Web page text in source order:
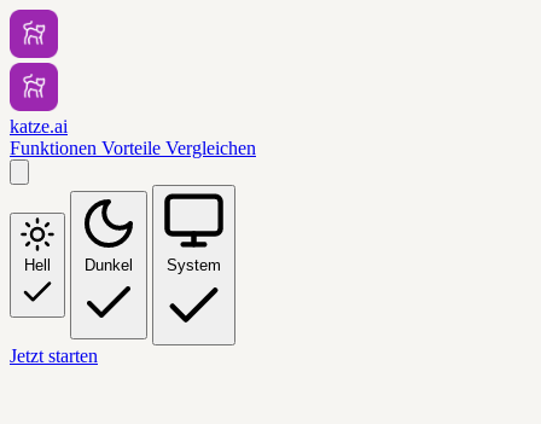
katze.ai
Funktionen Vorteile Vergleichen
Hell Dunkel System
Jetzt starten